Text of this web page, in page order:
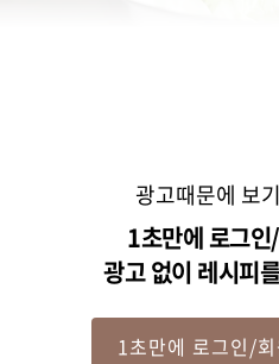
광고때문에 보
1초만에 로그
광고 없이 레시피
1초만에 로그인/